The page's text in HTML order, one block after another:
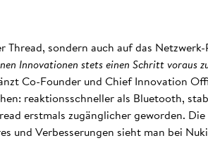
sondern auch auf das
Innovationen stets einen Schritt voraus
Co-Founder und Chief Innovation
reaktionsschneller als Bluetooth,
erstmals zugänglicher geworden.
und Verbesserungen sieht man bei